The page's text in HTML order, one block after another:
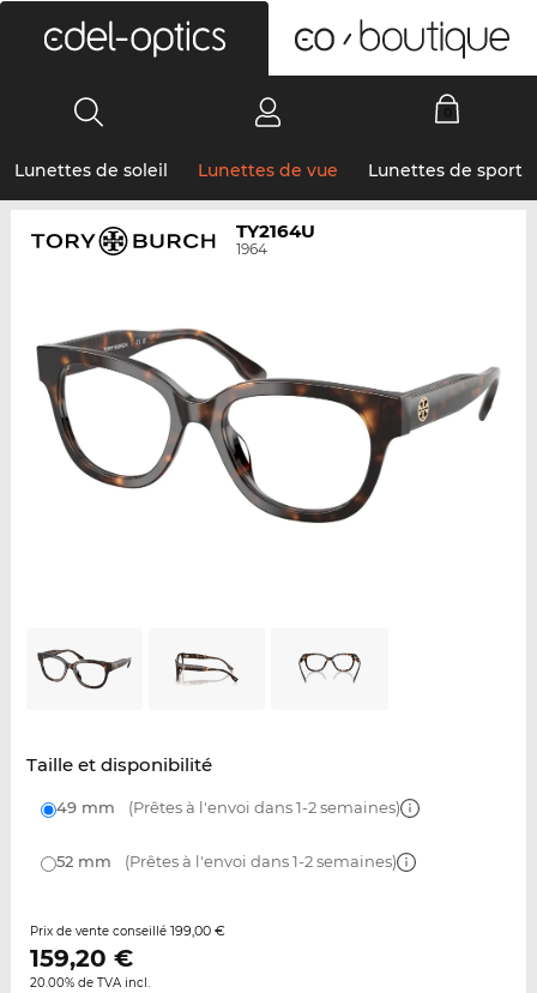
Lunettes de soleil Lunettes de vue Lunettes de sport
TY2164U
1964
Taille et disponibilité
49 mm (Prêtes à l'envoi dans 1-2 semaines)
52 mm (Prêtes à l'envoi dans 1-2 semaines)
Prix de vente conseillé 199,00 €
159,20 €
20.00% de TVA incl.